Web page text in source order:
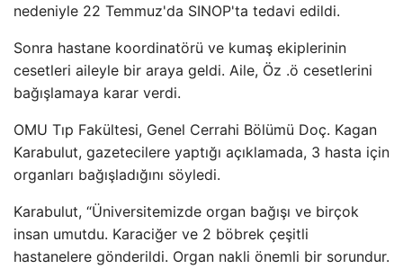
nedeniyle 22 Temmuz'da SINOP'ta tedavi edildi.
Sonra hastane koordinatörü ve kumaş ekiplerinin
cesetleri aileyle bir araya geldi. Aile, Öz .ö cesetlerini
bağışlamaya karar verdi.
OMU Tıp Fakültesi, Genel Cerrahi Bölümü Doç. Kagan
Karabulut, gazetecilere yaptığı açıklamada, 3 hasta için
organları bağışladığını söyledi.
Karabulut, “Üniversitemizde organ bağışı ve birçok
insan umutdu. Karaciğer ve 2 böbrek çeşitli
hastanelere gönderildi. Organ nakli önemli bir sorundur.